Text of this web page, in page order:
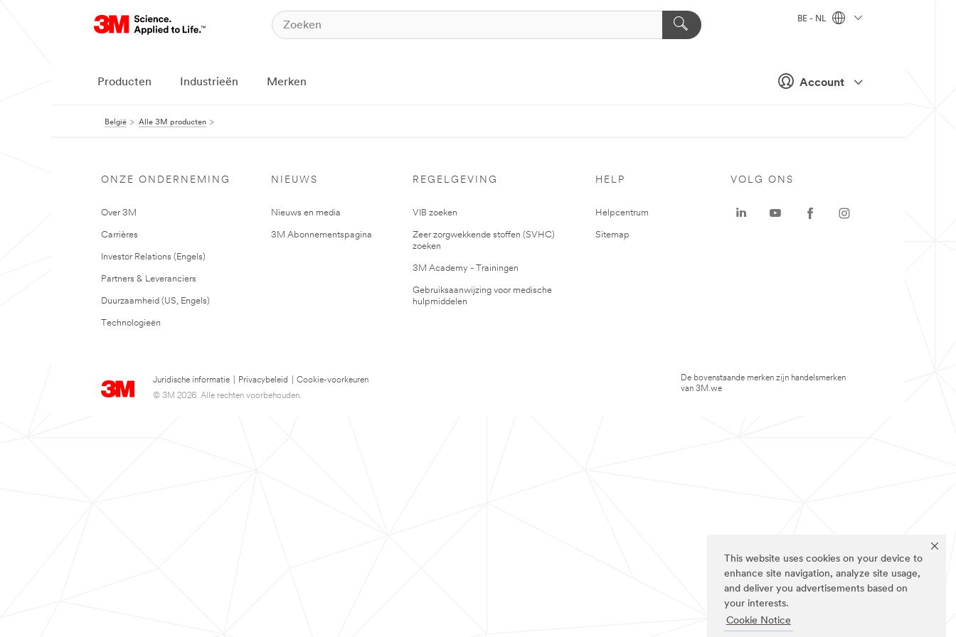
This website uses cookies on your device to
enhance site navigation, analyze site usage,
and deliver you advertisements based on
your interests.
Cookie Notice
Account
BE - NL
Producten Industrieën Merken
België Alle 3M producten
ONZE ONDERNEMING
Over 3M
Carrières
Investor Relations (Engels)
Partners & Leveranciers
Duurzaamheid (US, Engels)
Technologieën
NIEUWS
Nieuws en media
3M Abonnementspagina
REGELGEVING
VIB zoeken
Zeer zorgwekkende stoffen (SVHC)
zoeken
3M Academy - Trainingen
Gebruiksaanwijzing voor medische
hulpmiddelen
HELP
Helpcentrum
Sitemap
Juridische informatie Privacybeleid
Cookie-voorkeuren
© 3M 2026. Alle rechten voorbehouden.
VOLG ONS
De bovenstaande merken zijn handelsmerken
van 3M.we